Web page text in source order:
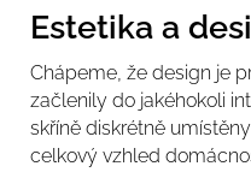
Estetika a
Chápeme, že design je
začlenily do jakéhokoli
skříně diskrétně
celkový vzhled